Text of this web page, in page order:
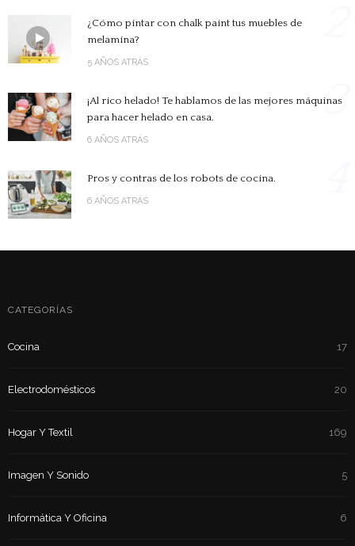
¿Cómo pintar con chalk paint tus muebles de
melamina?
5 AÑOS ATRÁS
¡Al rico helado! Te hablamos de las mejores máquinas
para hacer helado en casa.
6 AÑOS ATRÁS
3
Pros y contras de los robots de cocina.
6 AÑOS ATRÁS
CATEGORÍAS
Cocina 17
Electrodomésticos 20
Hogar Y Textil 169
Imagen Y Sonido 5
Informática Y Oficina 6